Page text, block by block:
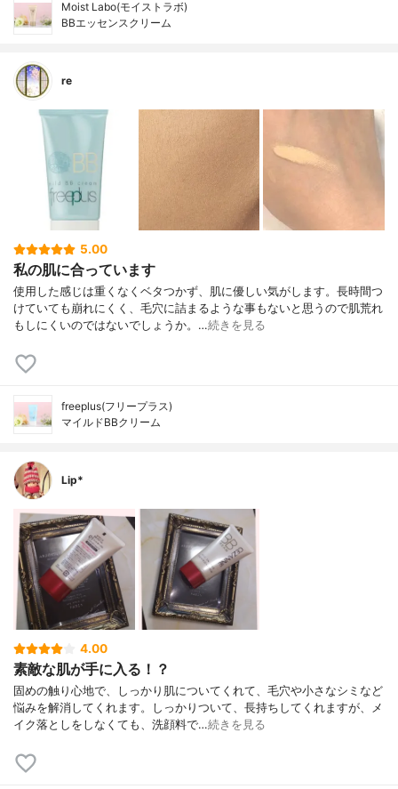
Moist Labo(モイストラボ)
BBエッセンスクリーム
re
5.00
私の肌に合っています
使用した感じは重くなくベタつかず、肌に優しい気がします。長時間つ
けていても崩れにくく、毛穴に詰まるような事もないと思うので肌荒れ
もしにくいのではないでしょうか。…続きを見る
freeplus(フリープラス)
マイルドBBクリーム
Lip*
4.00
素敵な肌が手に入る！？
固めの触り心地で、しっかり肌についてくれて、毛穴や小さなシミなど
悩みを解消してくれます。しっかりついて、長持ちしてくれますが、メ
イク落としをしなくても、洗顔料で…続きを見る